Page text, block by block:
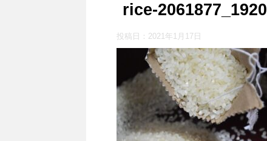
rice-2061877_1920
投稿日： 2021年1月17日